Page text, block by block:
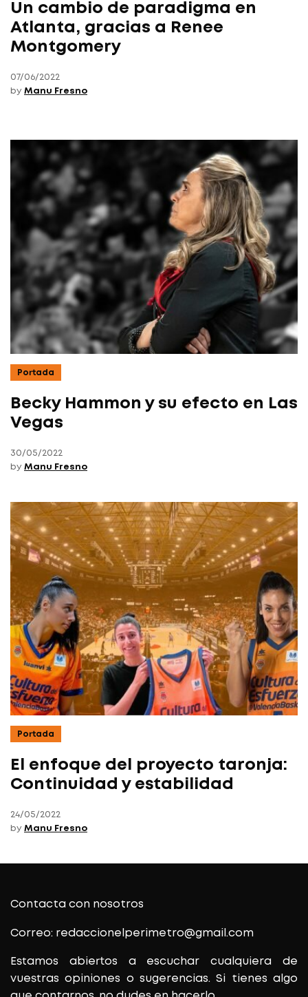
Un cambio de paradigma en
Atlanta, gracias a Renee
Montgomery
07/06/2022
by Manu Fresno
Portada
Becky Hammon y su efecto en Las
Vegas
30/05/2022
by Manu Fresno
Portada
El enfoque del proyecto taronja:
Continuidad y estabilidad
24/05/2022
by Manu Fresno
Contacta con nosotros
Correo: redaccionelperimetro@gmail.com
Estamos abiertos a escuchar cualquiera de
vuestras opiniones o sugerencias. Si tienes algo